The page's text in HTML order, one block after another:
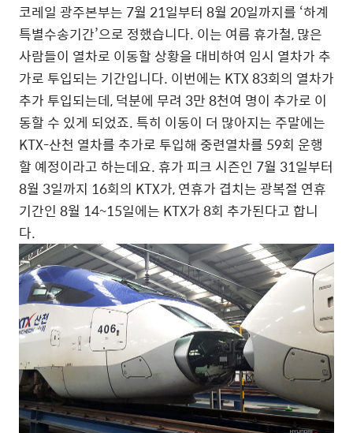
코레일 광주본부는 7월 21일부터 8월 20일까지를 ‘하계
특별수송기간’으로 정했습니다. 이는 여름 휴가철, 많은
사람들이 열차로 이동할 상황을 대비하여 임시 열차가 추
가로 투입되는 기간입니다. 이번에는 KTX 83회의 열차가
추가 투입되는데, 덕분에 무려 3만 8천여 명이 추가로 이
동할 수 있게 되었죠. 특히 이동이 더 많아지는 주말에는
KTX-산천 열차를 추가로 투입해 중련열차를 59회 운행
할 예정이라고 하는데요. 휴가 피크 시즌인 7월 31일부터
8월 3일까지 16회의 KTX가, 연휴가 겹치는 광복절 연휴
기간인 8월 14~15일에는 KTX가 8회 추가된다고 합니
다.